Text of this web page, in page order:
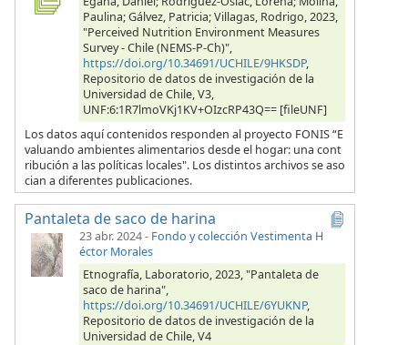
Paulina; Gálvez, Patricia; Villagas, Rodrigo, 2023,
"Perceived Nutrition Environment Measures
Survey - Chile (NEMS-P-Ch)",
https://doi.org/10.34691/UCHILE/9HKSDP,
Repositorio de datos de investigación de la
Universidad de Chile, V3,
UNF:6:1R7lmoVKj1KV+OIzcRP43Q== [fileUNF]
Los datos aquí contenidos responden al proyecto FONIS “E
valuando ambientes alimentarios desde el hogar: una cont
ribución a las políticas locales". Los distintos archivos se aso
cian a diferentes publicaciones.
Pantaleta de saco de harina
23 abr. 2024- Fondo y colección Vestimenta H
éctor Morales
Etnografía, Laboratorio, 2023, "Pantaleta de
saco de harina",
https://doi.org/10.34691/UCHILE/6YUKNP,
Repositorio de datos de investigación de la
Universidad de Chile, V4